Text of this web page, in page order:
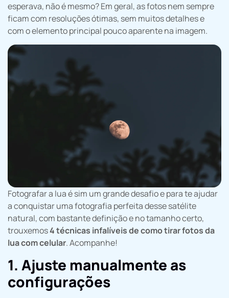
esperava, não é mesmo? Em geral, as fotos nem sempre
ficam com resoluções ótimas, sem muitos detalhes e
com o elemento principal pouco aparente na imagem.
Fotografar a lua é sim um grande desafio e para te ajudar
a conquistar uma fotografia perfeita desse satélite
natural, com bastante definição e no tamanho certo,
trouxemos4 técnicas infalíveis de como tirar fotos da
lua com celular. Acompanhe!
1. Ajuste manualmente as
configurações